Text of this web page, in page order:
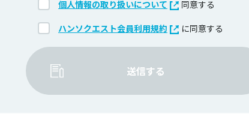
個人情報の取り扱いについて 同意する
ハンソクエスト会員利用規約 に同意する
送信する